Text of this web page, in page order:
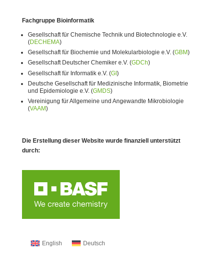
Fachgruppe Bioinformatik
Gesellschaft für Chemische Technik und Biotechnologie e.V.
(DECHEMA)
Gesellschaft für Biochemie und Molekularbiologie e.V. (GBM)
Gesellschaft Deutscher Chemiker e.V. (GDCh)
Gesellschaft für Informatik e.V. (GI)
Deutsche Gesellschaft für Medizinische Informatik, Biometrie
und Epidemiologie e.V. (GMDS)
Vereinigung für Allgemeine und Angewandte Mikrobiologie
(VAAM)
Die Erstellung dieser Website wurde finanziell unterstützt
durch:
English Deutsch